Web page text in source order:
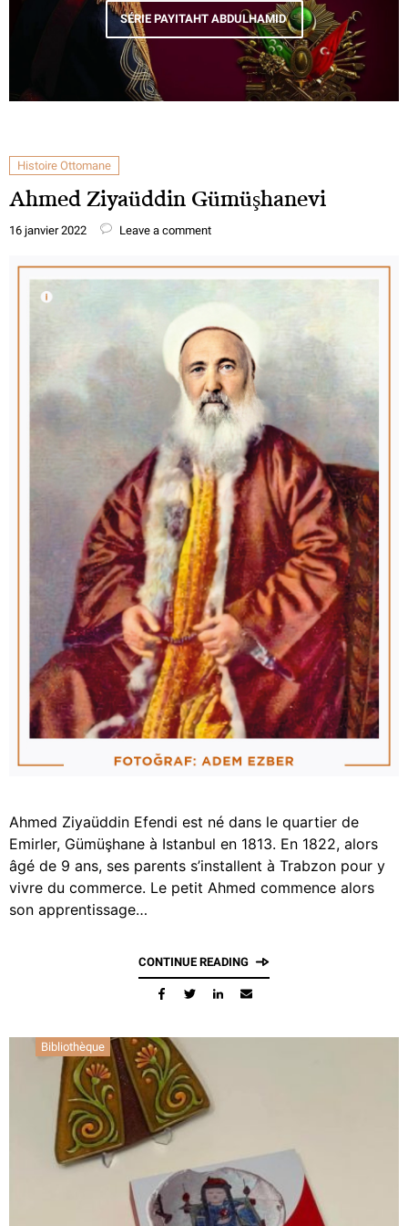
SÉRIE PAYITAHT ABDULHAMID
Histoire Ottomane
Ahmed Ziyaüddin Gümüşhanevi
16 janvier 2022 Leave a comment
Ahmed Ziyaüddin Efendi est né dans le quartier de
Emirler, Gümüşhane à Istanbul en 1813. En 1822, alors
âgé de 9 ans, ses parents s’installent à Trabzon pour y
vivre du commerce. Le petit Ahmed commence alors
son apprentissage…
CONTINUE READING
Bibliothèque